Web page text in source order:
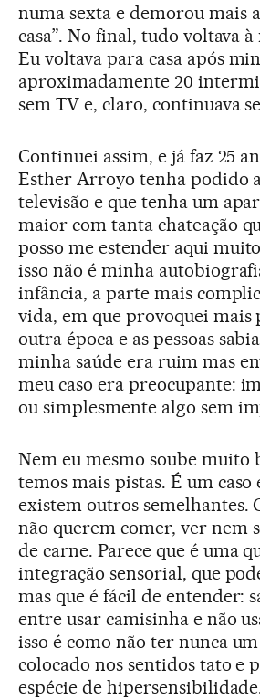
numa sexta e demorou mais
casa”. No final, tudo voltava
Eu voltava para casa após
aproximadamente 20
sem TV e, claro, continuava
Continuei assim, e já faz 25
Esther Arroyo tenha podido
televisão e que tenha um
maior com tanta chateação
posso me estender aqui
isso não é minha
infância, a parte mais
vida, em que provoquei mais
outra época e as pessoas
minha saúde era ruim mas
meu caso era preocupante:
ou simplesmente algo sem
Nem eu mesmo soube muito
temos mais pistas. É um caso
existem outros semelhantes.
não querem comer, ver nem
de carne. Parece que é uma
integração sensorial, que
mas que é fácil de entender:
entre usar camisinha e não
isso é como não ter nunca
colocado nos sentidos tato e
espécie de